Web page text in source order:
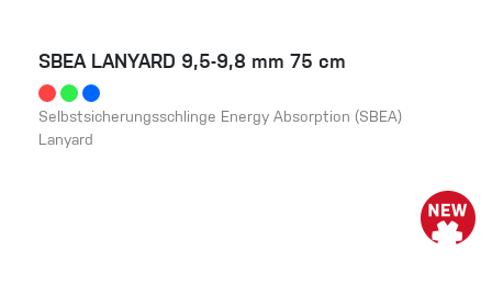
SBEA LANYARD 9,5-9,8 mm 75 cm
Selbstsicherungsschlinge Energy Absorption (SBEA)
Lanyard